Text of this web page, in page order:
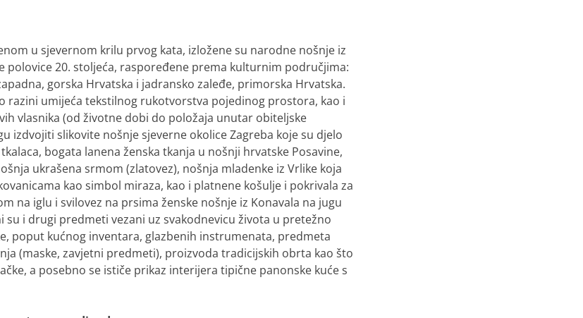
u sjevernom krilu prvog kata, izložene su narodne nošnje iz
polovice 20. stoljeća, raspoređene prema kulturnim područjima:
gorska Hrvatska i jadransko zaleđe, primorska Hrvatska.
razini umijeća tekstilnog rukotvorstva pojedinog prostora, kao i
vlasnika (od životne dobi do položaja unutar obiteljske
izdvojiti slikovite nošnje sjeverne okolice Zagreba koje su djelo
bogata lanena ženska tkanja u nošnji hrvatske Posavine,
ukrašena srmom (zlatovez), nošnja mladenke iz Vrlike koja
kao simbol miraza, kao i platnene košulje i pokrivala za
na iglu i svilovez na prsima ženske nošnje iz Konavala na jugu
su i drugi predmeti vezani uz svakodnevicu života u pretežno
poput kućnog inventara, glazbenih instrumenata, predmeta
(maske, zavjetni predmeti), proizvoda tradicijskih obrta kao što
a posebno se ističe prikaz interijera tipične panonske kuće s